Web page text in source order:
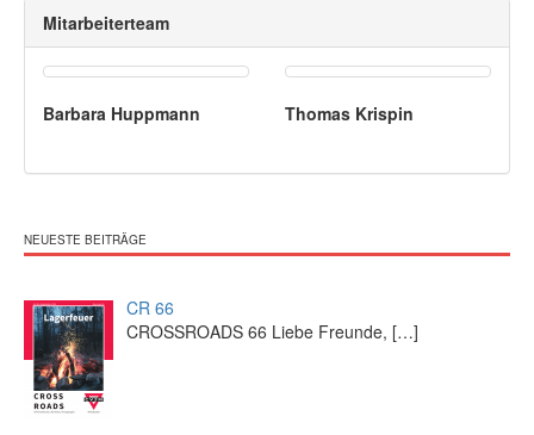
Mitarbeiterteam
Barbara Huppmann Thomas Krispin
NEUESTE BEITRÄGE
CR 66
CROSSROADS 66 Liebe Freunde, […]